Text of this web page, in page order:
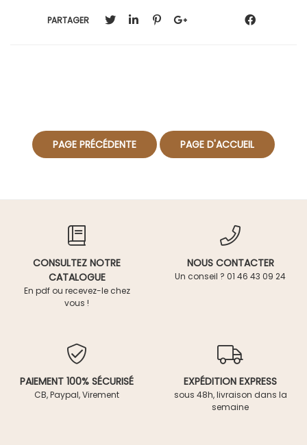
PARTAGER
CONSULTEZ NOTRE
CATALOGUE
En pdf ou recevez-le chez
vous !
NOUS CONTACTER
Un conseil ? 01 46 43 09 24
PAIEMENT 100% SÉCURISÉ
CB, Paypal, Virement
EXPÉDITION EXPRESS
sous 48h, livraison dans la
semaine